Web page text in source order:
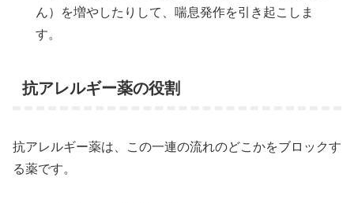
ん）を増やしたりして、喘息発作を引き起こしま
す。
抗アレルギー薬の役割
抗アレルギー薬は、この一連の流れのどこかをブロックす
る薬です。